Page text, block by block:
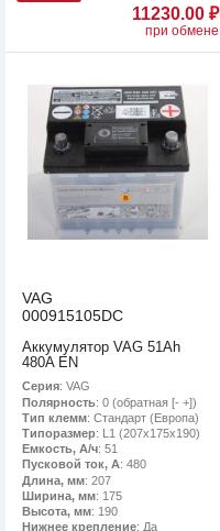
11230.00 ₽
при обмене
VAG
000915105DC
Аккумулятор VAG 51Ah
480A EN
Серия: VAG
Полярность: 0 (обратная [- +])
Тип клемм: Стандарт (Европа)
Типоразмер: L1 (207x175x190)
Емкость, А/ч: 51
Пусковой ток, А: 480
Длина, мм: 207
Ширина, мм: 175
Высота, мм: 190
Нижнее крепление: Да